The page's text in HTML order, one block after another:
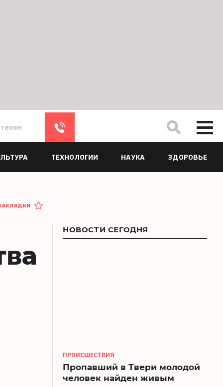
ТЕХНОЛОГИИ НАУКА ЗДОРОВЬЕ
НОВОСТИ СЕГОДНЯ
ПРОИСШЕСТВИЯ
Пропавший в Твери молодой
человек найден живым